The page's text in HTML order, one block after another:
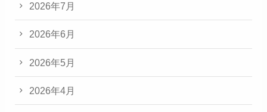
2026年7月
2026年6月
2026年5月
2026年4月